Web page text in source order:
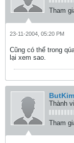
Tham
23-11-2004, 05:20 PM
Cũng có thể trong
lại xem sao.
ButKim
Thành
Tham